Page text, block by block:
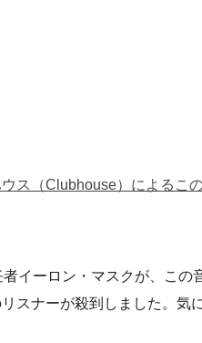
ス（Clubhouse）によるこ
イーロン・マスクが、この
スナーが殺到しました。気